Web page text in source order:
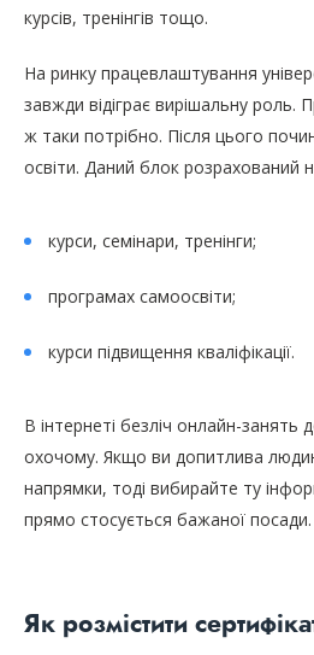
курсів, тренінгів тощо.
На ринку працевлаштування
завжди відіграє вирішальну роль.
ж таки потрібно. Після цього
освіти. Даний блок розрахований
курси, семінари, тренінги;
програмах самоосвіти;
курси підвищення кваліфікації.
В інтернеті безліч онлайн-занять
охочому. Якщо ви допитлива
напрямки, тоді вибирайте ту
прямо стосується бажаної посади.
Як розмістити